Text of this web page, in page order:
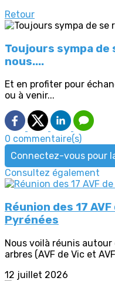
Retour
Toujours sympa
nous....
Et en profiter pour
ou à venir...
0 commentaire(s)
Connectez-vous pour
Consultez également
Réunion des 17
Pyrénées
Nous voilà réunis
arbres (AVF de Vic et
12 juillet 2026